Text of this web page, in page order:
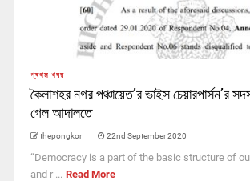
প্ৰথম খবর
কৈলাশহর নগর পঞ্চায়েত’র ভাইস চেয়ারপার্সন’র
গেল আদালতে
thepongkor 22nd September 2020
“Democracy is a part of the basic structure of
and r ... Read More